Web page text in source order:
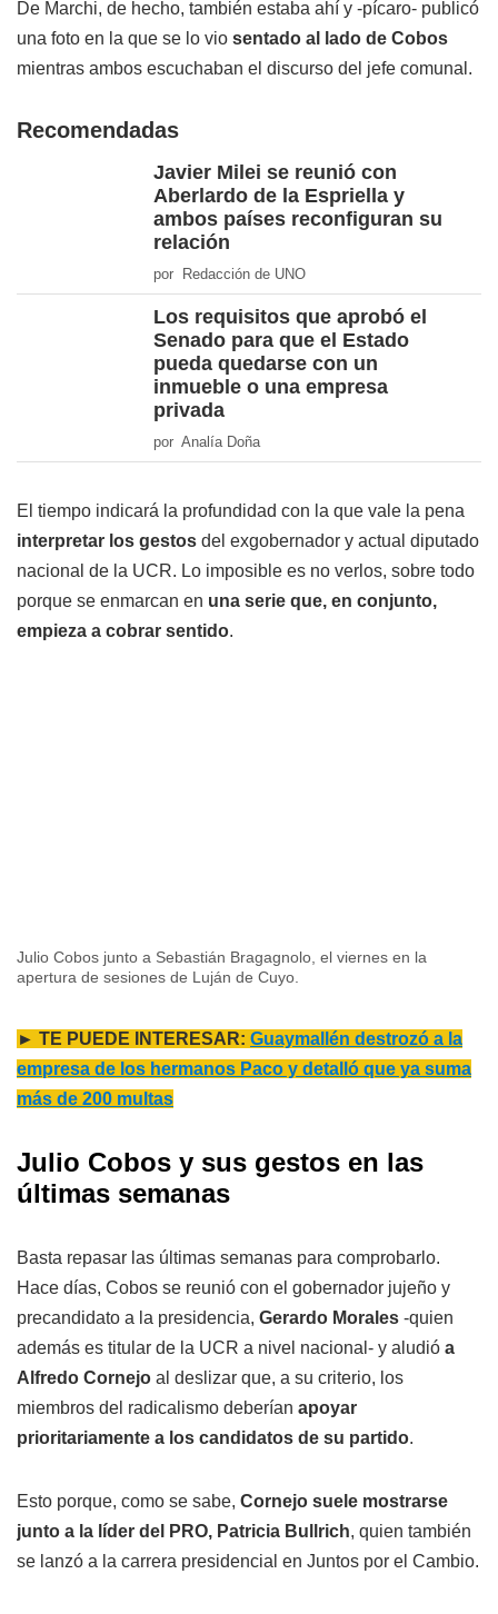
De Marchi, de hecho, también estaba ahí y -pícaro- publicó
una foto en la que se lo vio sentado al lado de Cobos
mientras ambos escuchaban el discurso del jefe comunal.
Recomendadas
Javier Milei se reunió con
Aberlardo de la Espriella y
ambos países reconfiguran su
relación
por Redacción de UNO
Los requisitos que aprobó el
Senado para que el Estado
pueda quedarse con un
inmueble o una empresa
privada
por Analía Doña
El tiempo indicará la profundidad con la que vale la pena
interpretar los gestos del exgobernador y actual diputado
nacional de la UCR. Lo imposible es no verlos, sobre todo
porque se enmarcan en una serie que, en conjunto,
empieza a cobrar sentido.
Julio Cobos junto a Sebastián Bragagnolo, el viernes en la
apertura de sesiones de Luján de Cuyo.
► TE PUEDE INTERESAR: Guaymallén destrozó a la
empresa de los hermanos Paco y detalló que ya suma
más de 200 multas
Julio Cobos y sus gestos en las
últimas semanas
Basta repasar las últimas semanas para comprobarlo.
Hace días, Cobos se reunió con el gobernador jujeño y
precandidato a la presidencia, Gerardo Morales -quien
además es titular de la UCR a nivel nacional- y aludió a
Alfredo Cornejo al deslizar que, a su criterio, los
miembros del radicalismo deberían apoyar
prioritariamente a los candidatos de su partido.
Esto porque, como se sabe, Cornejo suele mostrarse
junto a la líder del PRO, Patricia Bullrich, quien también
se lanzó a la carrera presidencial en Juntos por el Cambio.